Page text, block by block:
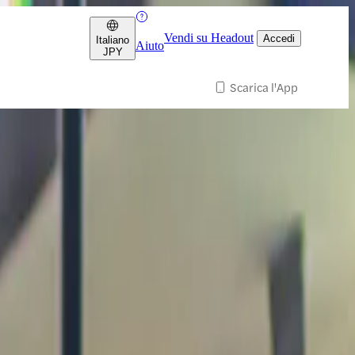
Italiano
JPY
Aiuto
Vendi su Headout Accedi
Scarica l'App